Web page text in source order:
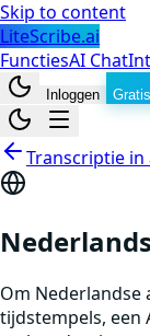
Skip to content
LiteScribe.ai
FunctiesAI Chat
Inloggen
Transcriptie in
Om
tijdstempels, een